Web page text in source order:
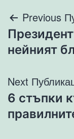
Previous
нейният
Next
6 стъпки